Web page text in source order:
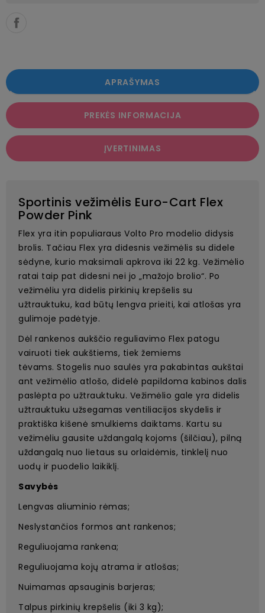
APRAŠYMAS
PREKĖS INFORMACIJA
ĮVERTINIMAS
Sportinis vežimėlis Euro-Cart Flex
Powder Pink
Flex yra itin populiaraus Volto Pro modelio didysis
brolis. Tačiau Flex yra didesnis vežimėlis su didele
sėdyne, kurio maksimali apkrova iki 22 kg. Vežimėlio
ratai taip pat didesni nei jo „mažojo brolio“. Po
vežimėliu yra didelis pirkinių krepšelis su
užtrauktuku, kad būtų lengva prieiti, kai atlošas yra
gulimoje padėtyje.
Dėl rankenos aukščio reguliavimo Flex patogu
vairuoti tiek aukštiems, tiek žemiems
tėvams. Stogelis nuo saulės yra pakabintas aukštai
ant vežimėlio atlošo, didelė papildoma kabinos dalis
paslėpta po užtrauktuku. Vežimėlio gale yra didelis
užtrauktuku užsegamas ventiliacijos skydelis ir
praktiška kišenė smulkiems daiktams. Kartu su
vežimėliu gausite uždangalą kojoms (šilčiau), pilną
uždangalą nuo lietaus su orlaidėmis, tinklelį nuo
uodų ir puodelio laikiklį.
Savybės
Lengvas aliuminio rėmas;
Neslystančios formos ant rankenos;
Reguliuojama rankena;
Reguliuojama kojų atrama ir atlošas;
Nuimamas apsauginis barjeras;
Talpus pirkinių krepšelis (iki 3 kg);